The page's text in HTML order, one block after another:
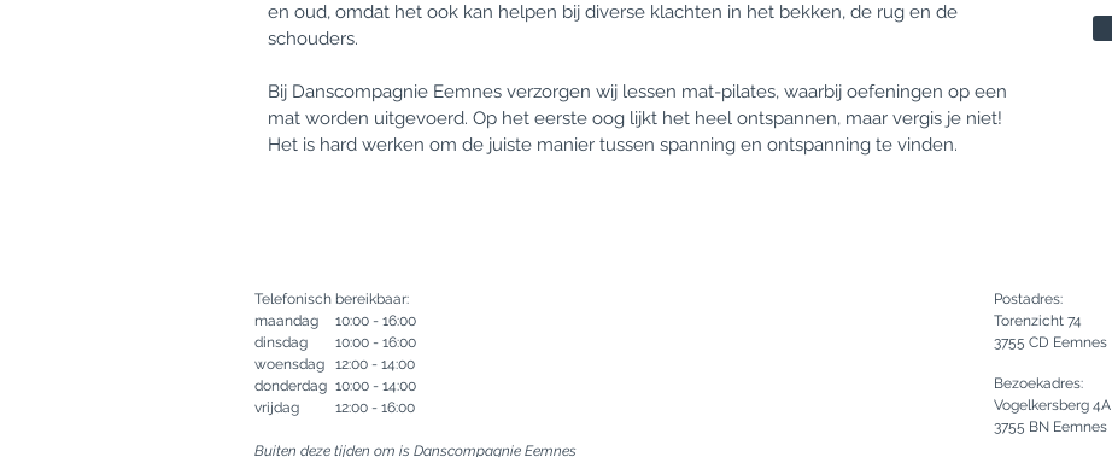
en oud, omdat het ook kan helpen bij diverse klachten in het bekken, de rug en de
schouders.
Bij Danscompagnie Eemnes verzorgen wij lessen mat-pilates, waarbij oefeningen op een
mat worden uitgevoerd. Op het eerste oog lijkt het heel ontspannen, maar vergis je niet!
Het is hard werken om de juiste manier tussen spanning en ontspanning te vinden.
Telefonisch bereikbaar:
maandag
dinsdag
woensdag
donderdag
vrijdag
Buiten deze tijden om is Danscompagnie Eemnes
10:00 - 16:00
10:00 - 16:00
12:00 - 14:00
10:00 - 14:00
12:00 - 16:00
Postadres:
Torenzicht 74
3755 CD Eemnes
Bezoekadres:
Vogelkersberg 4A
3755 BN Eemnes